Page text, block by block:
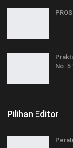
No. 5
Pilihan Editor